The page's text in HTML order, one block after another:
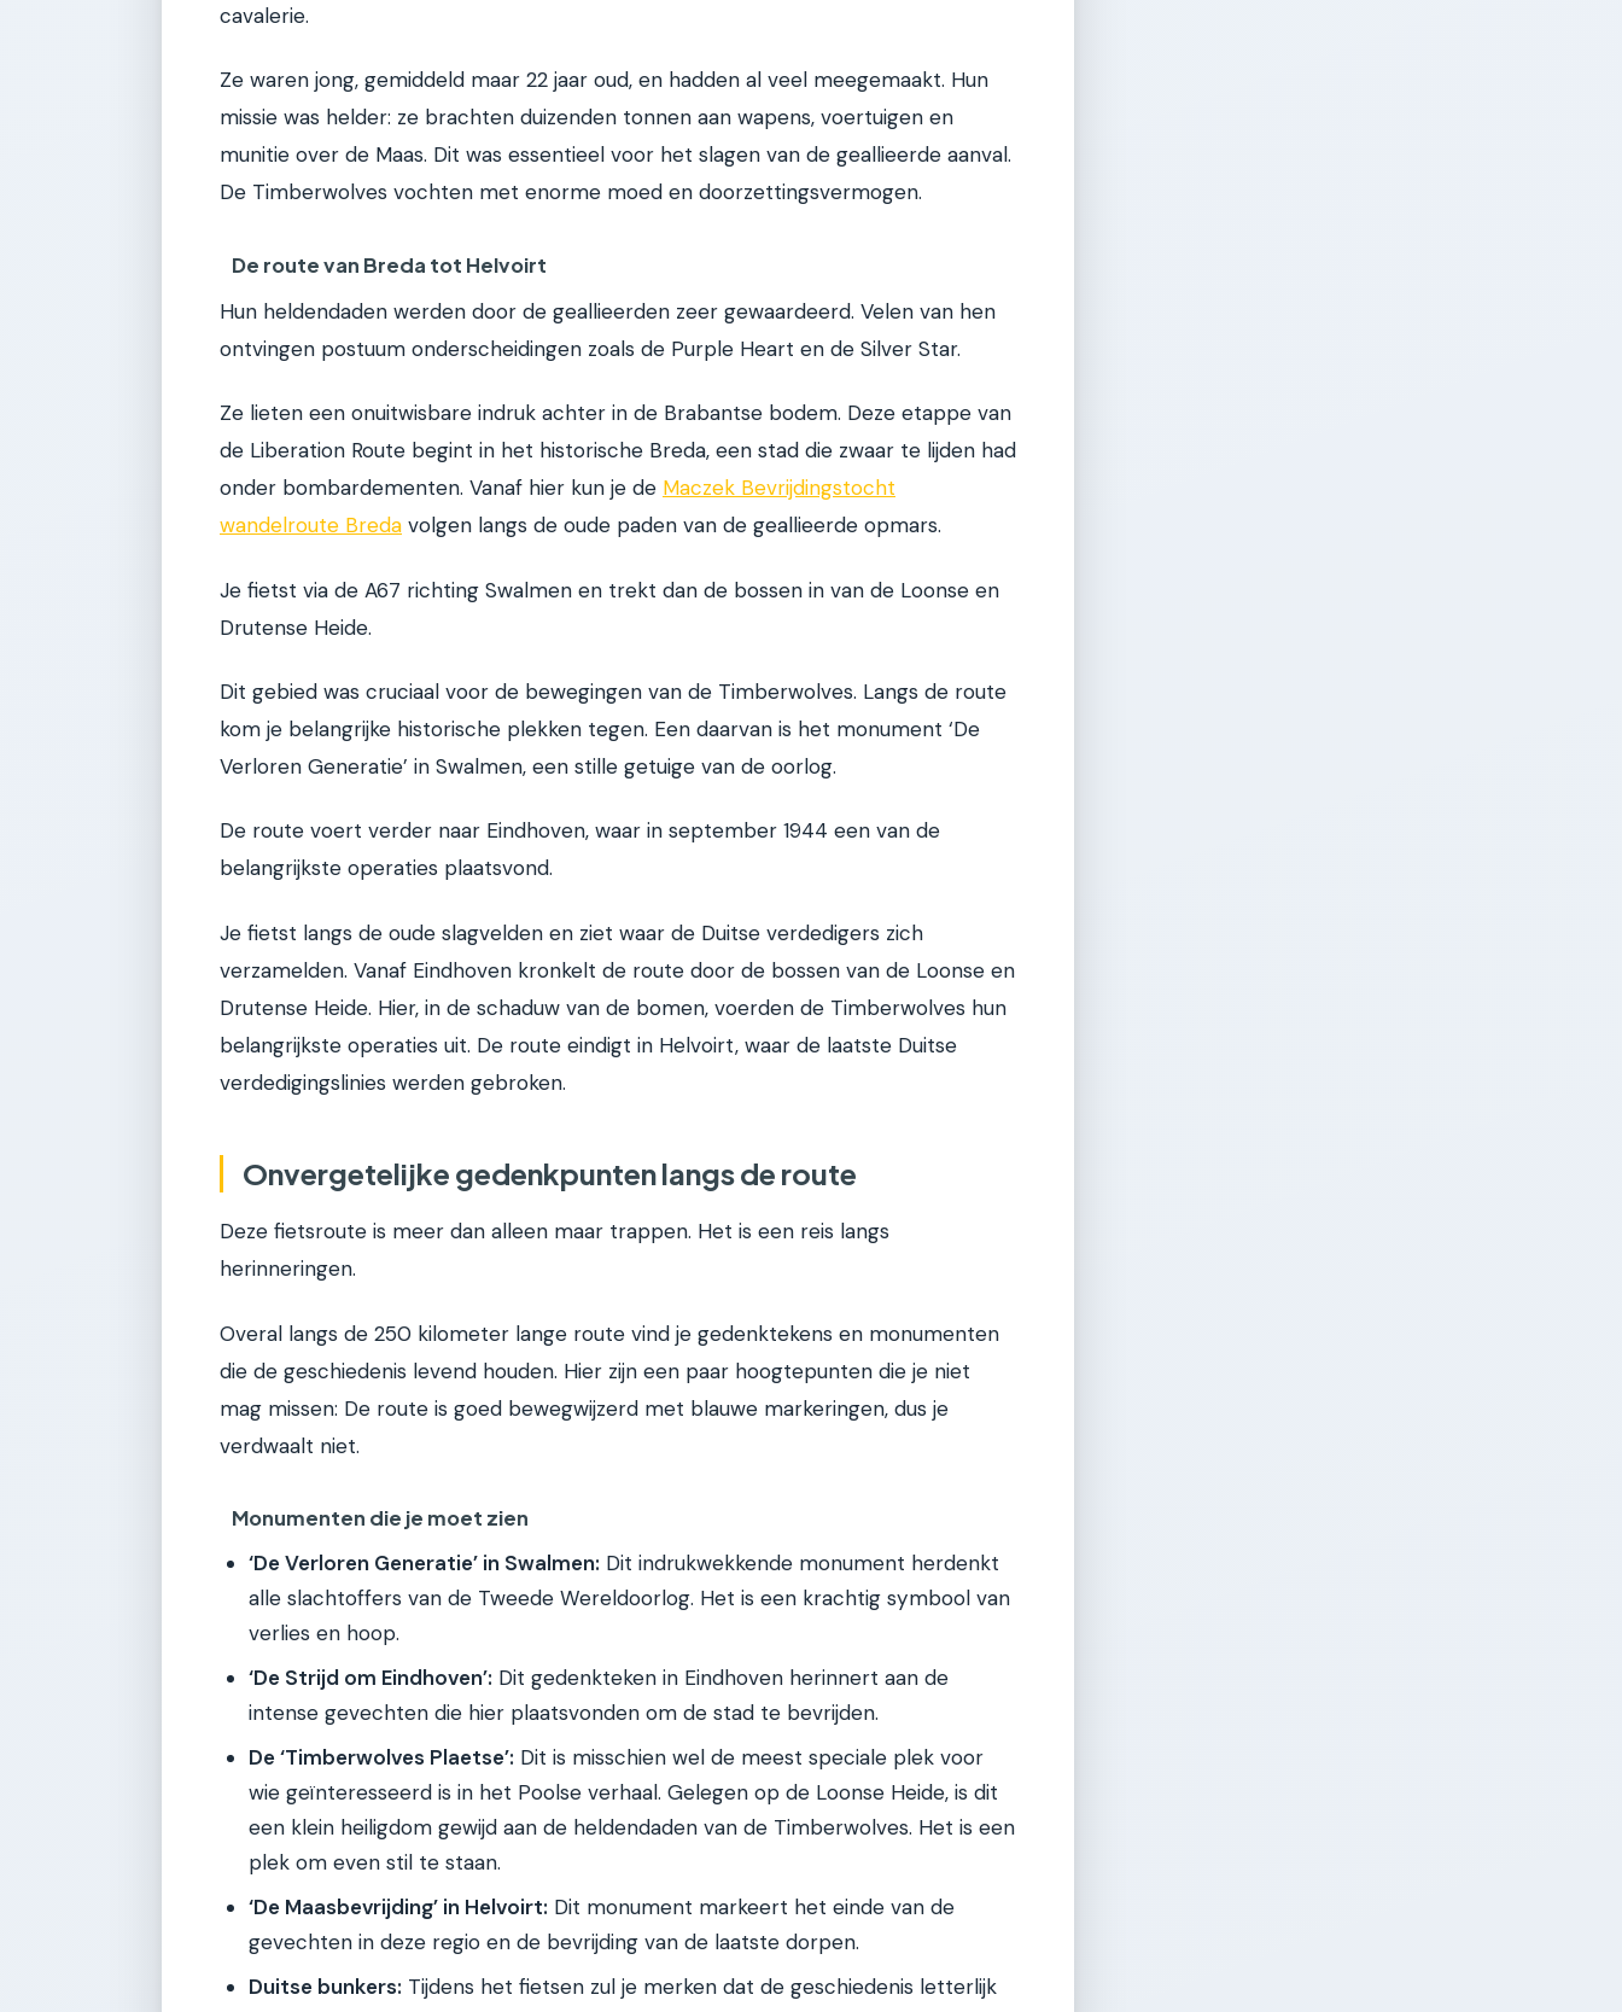
cavalerie.
Ze waren jong, gemiddeld maar 22 jaar oud, en hadden al veel meegemaakt. Hun
missie was helder: ze brachten duizenden tonnen aan wapens, voertuigen en
munitie over de Maas. Dit was essentieel voor het slagen van de geallieerde aanval.
De Timberwolves vochten met enorme moed en doorzettingsvermogen.
De route van Breda tot Helvoirt
Hun heldendaden werden door de geallieerden zeer gewaardeerd. Velen van hen
ontvingen postuum onderscheidingen zoals de Purple Heart en de Silver Star.
Ze lieten een onuitwisbare indruk achter in de Brabantse bodem. Deze etappe van
de Liberation Route begint in het historische Breda, een stad die zwaar te lijden had
onder bombardementen. Vanaf hier kun je de Maczek Bevrijdingstocht
wandelroute Breda volgen langs de oude paden van de geallieerde opmars.
Je fietst via de A67 richting Swalmen en trekt dan de bossen in van de Loonse en
Drutense Heide.
Dit gebied was cruciaal voor de bewegingen van de Timberwolves. Langs de route
kom je belangrijke historische plekken tegen. Een daarvan is het monument ‘De
Verloren Generatie’ in Swalmen, een stille getuige van de oorlog.
De route voert verder naar Eindhoven, waar in september 1944 een van de
belangrijkste operaties plaatsvond.
Je fietst langs de oude slagvelden en ziet waar de Duitse verdedigers zich
verzamelden. Vanaf Eindhoven kronkelt de route door de bossen van de Loonse en
Drutense Heide. Hier, in de schaduw van de bomen, voerden de Timberwolves hun
belangrijkste operaties uit. De route eindigt in Helvoirt, waar de laatste Duitse
verdedigingslinies werden gebroken.
Onvergetelijke gedenkpunten langs de route
Deze fietsroute is meer dan alleen maar trappen. Het is een reis langs
herinneringen.
Overal langs de 250 kilometer lange route vind je gedenktekens en monumenten
die de geschiedenis levend houden. Hier zijn een paar hoogtepunten die je niet
mag missen: De route is goed bewegwijzerd met blauwe markeringen, dus je
verdwaalt niet.
Monumenten die je moet zien
‘De Verloren Generatie’ in Swalmen: Dit indrukwekkende monument herdenkt
alle slachtoffers van de Tweede Wereldoorlog. Het is een krachtig symbool van
verlies en hoop.
‘De Strijd om Eindhoven’: Dit gedenkteken in Eindhoven herinnert aan de
intense gevechten die hier plaatsvonden om de stad te bevrijden.
De ‘Timberwolves Plaetse’: Dit is misschien wel de meest speciale plek voor
wie geïnteresseerd is in het Poolse verhaal. Gelegen op de Loonse Heide, is dit
een klein heiligdom gewijd aan de heldendaden van de Timberwolves. Het is een
plek om even stil te staan.
‘De Maasbevrijding’ in Helvoirt: Dit monument markeert het einde van de
gevechten in deze regio en de bevrijding van de laatste dorpen.
Duitse bunkers: Tijdens het fietsen zul je merken dat de geschiedenis letterlijk